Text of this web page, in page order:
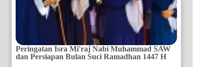
Peringatan Isra Mi'raj Nabi Muhammad SAW
dan Persiapan Bulan Suci Ramadhan 1447 H